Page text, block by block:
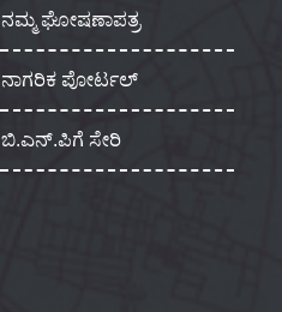
ನಮ್ಮ ಘೋಷಣಾಪತ್ರ
ನಾಗರಿಕ ಪೋರ್ಟಲ್
ಬಿ.ಎನ್.ಪಿಗೆ ಸೇರಿ